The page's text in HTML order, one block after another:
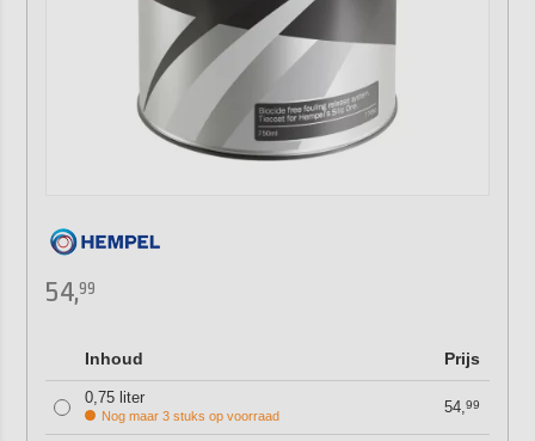
54,99
Inhoud Prijs
0,75 liter
Nog maar 3 stuks op voorraad 54,99